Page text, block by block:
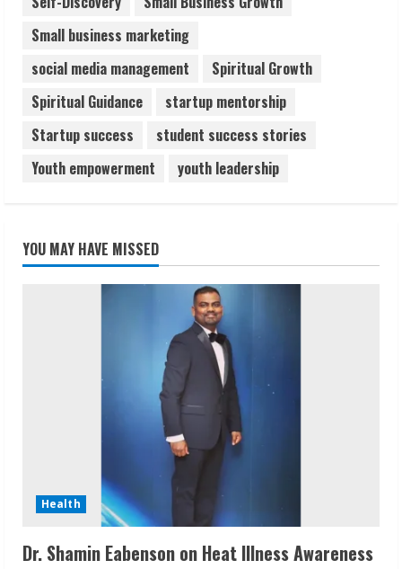
Small business marketing
social media management
Spiritual Growth
Spiritual Guidance
startup mentorship
Startup success
student success stories
Youth empowerment
youth leadership
YOU MAY HAVE MISSED
Health
Dr. Shamin Eabenson on Heat Illness Awareness